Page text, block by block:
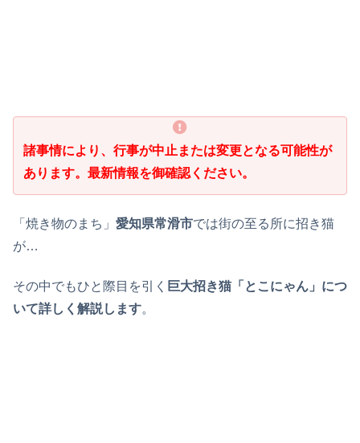
諸事情により、行事が中止または変更となる可能性が
あります。最新情報を御確認ください。
「焼き物のまち」 愛知県常滑市では街の至る所に招き猫
が…
その中でもひと際目を引く 巨大招き猫「とこにゃん」につ
いて詳しく解説します。